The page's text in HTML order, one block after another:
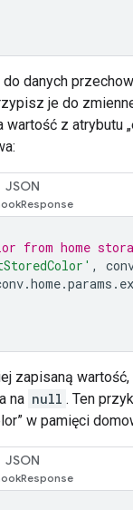
danych
je do
wartość z atrybutu
JSON
from home
,
.home.params .
zapisaną
na null . Ten
w pamięci
JSON